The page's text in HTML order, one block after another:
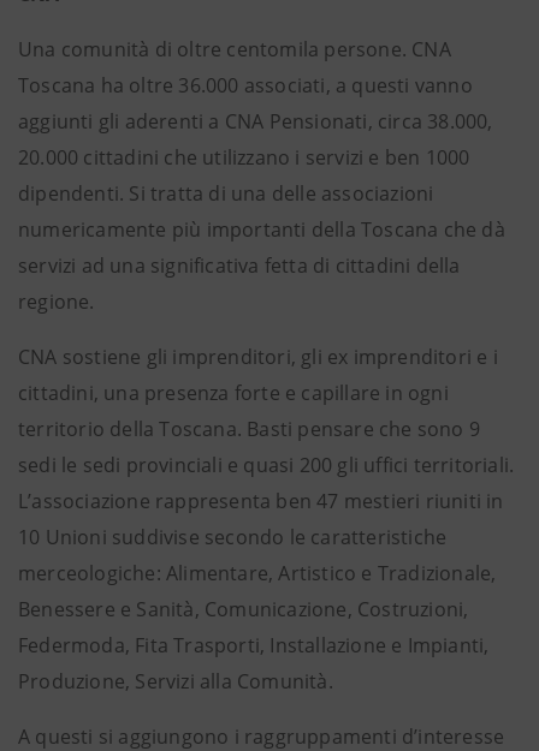
Una comunità di oltre centomila persone. CNA
Toscana ha oltre 36.000 associati, a questi vanno
aggiunti gli aderenti a CNA Pensionati, circa 38.000,
20.000 cittadini che utilizzano i servizi e ben 1000
dipendenti. Si tratta di una delle associazioni
numericamente più importanti della Toscana che dà
servizi ad una significativa fetta di cittadini della
regione.
CNA sostiene gli imprenditori, gli ex imprenditori e i
cittadini, una presenza forte e capillare in ogni
territorio della Toscana. Basti pensare che sono 9
sedi le sedi provinciali e quasi 200 gli uffici territoriali.
L’associazione rappresenta ben 47 mestieri riuniti in
10 Unioni suddivise secondo le caratteristiche
merceologiche: Alimentare, Artistico e Tradizionale,
Benessere e Sanità, Comunicazione, Costruzioni,
Federmoda, Fita Trasporti, Installazione e Impianti,
Produzione, Servizi alla Comunità.
A questi si aggiungono i raggruppamenti d’interesse